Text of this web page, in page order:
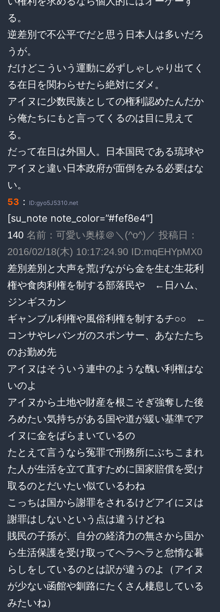
る。
逆差別で不公平でだと思う日本人は多いだろ
うが。
だけどこういう運動に必ずしゃしゃり出てく
る在日を関わらせたら絶対にダメ。
アイヌに少数民族としての権利認めたんだか
ら俺たちにもと言ってくるのは目に見えて
る。
だって在日は外国人。日本国民である琉球や
アイヌと違い日本政府が面倒をみる必要はな
い。
53 ： ID:gyo5J5310.net
[su_note note_color=”#fef8e4″]
140 名前：可愛い奥様＠＼(^o^)／ 投稿日：
2016/02/18(木) 10:17:24.90 ID:mqEHYpMX0
差別差別と大声を荒げながら金を生む生花利
権や食肉利権を制する部落民や ←日ハム、
ジンギスカン
ギャンブル利権や風俗利権を制するチ○○ ←
コンサやレバンガのスポンサー、あなたたち
のお勤め先
アイヌはそういう連中のような醜い利権はな
いのよ
アイヌから土地や財産を根こそぎ強奪した後
ろめたい気持ちがある国や道が緩い基準でア
イヌに金をばらまいているの
たとえて言うなら冤罪で刑務所にぶちこまれ
た人が生活を立て直すために国家賠償を受け
取るのとだいたい似ているわね
こっちは国から謝罪をされるけどアイにヌは
謝罪はしないという点は違うけどね
賎民の子孫が、自分の経済力の無さから国か
ら生活保護を受け取ってヘラヘラと怠惰な暮
らしをしているのとは訳が違うのよ（アイヌ
が少ない函館や釧路にたくさん棲息している
みたいね）